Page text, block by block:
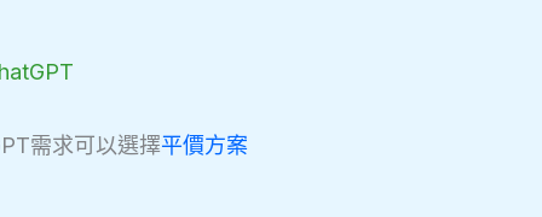
需求可以選擇平價方案